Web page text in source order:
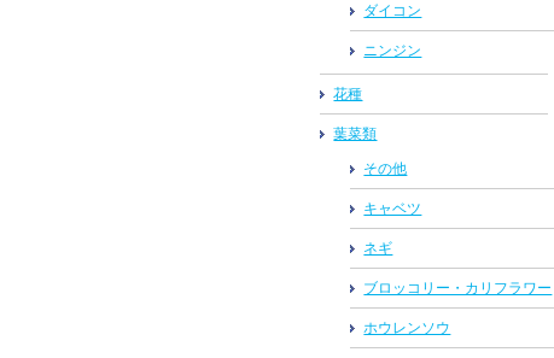
ダイコン
ニンジン
花種
葉菜類
その他
キャベツ
ネギ
ブロッコリー・カリフラワー
ホウレンソウ